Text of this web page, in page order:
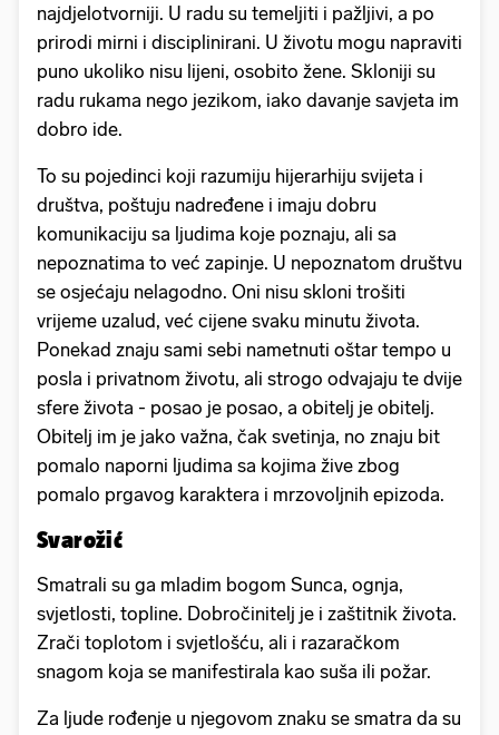
najdjelotvorniji. U radu su temeljiti i pažljivi, a po
prirodi mirni i disciplinirani. U životu mogu napraviti
puno ukoliko nisu lijeni, osobito žene. Skloniji su
radu rukama nego jezikom, iako davanje savjeta im
dobro ide.
To su pojedinci koji razumiju hijerarhiju svijeta i
društva, poštuju nadređene i imaju dobru
komunikaciju sa ljudima koje poznaju, ali sa
nepoznatima to već zapinje. U nepoznatom društvu
se osjećaju nelagodno. Oni nisu skloni trošiti
vrijeme uzalud, već cijene svaku minutu života.
Ponekad znaju sami sebi nametnuti oštar tempo u
posla i privatnom životu, ali strogo odvajaju te dvije
sfere života - posao je posao, a obitelj je obitelj.
Obitelj im je jako važna, čak svetinja, no znaju bit
pomalo naporni ljudima sa kojima žive zbog
pomalo prgavog karaktera i mrzovoljnih epizoda.
Svarožić
Smatrali su ga mladim bogom Sunca, ognja,
svjetlosti, topline. Dobročinitelj je i zaštitnik života.
Zrači toplotom i svjetlošću, ali i razaračkom
snagom koja se manifestirala kao suša ili požar.
Za ljude rođenje u njegovom znaku se smatra da su